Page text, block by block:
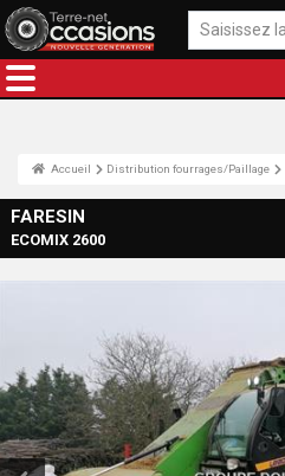
Accueil Distribution fourrages/Paillage
FARESIN
ECOMIX 2600